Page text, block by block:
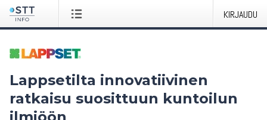
KIRJAUDU
Lappsetilta innovatiivinen
ratkaisu suosittuun kuntoilun